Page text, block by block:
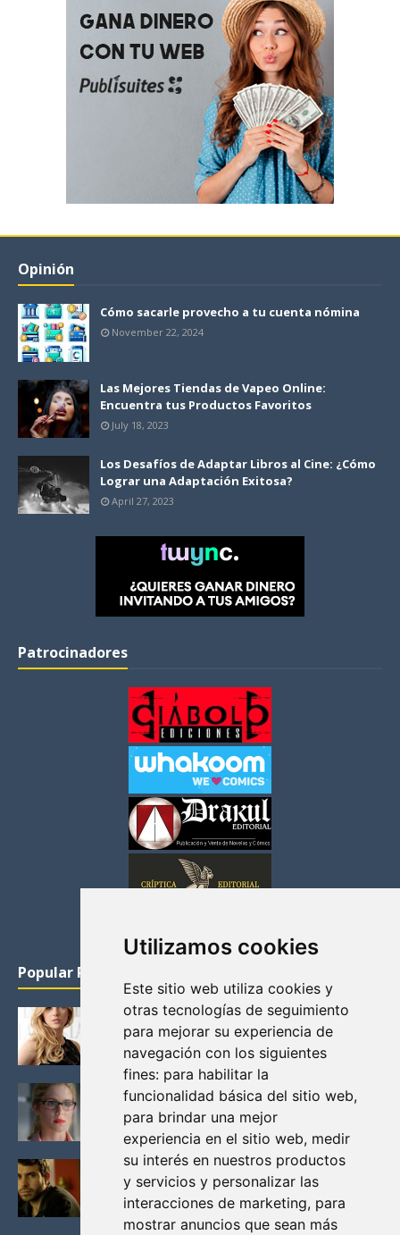
Utilizamos cookies
Este sitio web utiliza cookies y
otras tecnologías de seguimiento
para mejorar su experiencia de
navegación con los siguientes
fines: para habilitar la
funcionalidad básica del sitio web,
para brindar una mejor
experiencia en el sitio web, medir
su interés en nuestros productos
y servicios y personalizar las
interacciones de marketing, para
mostrar anuncios que sean más
Opinión
Cómo sacarle provecho a tu cuenta nómina
November 22, 2024
Las Mejores Tiendas de Vapeo Online:
Encuentra tus Productos Favoritos
July 18, 2023
Los Desafíos de Adaptar Libros al Cine: ¿Cómo
Lograr una Adaptación Exitosa?
April 27, 2023
Patrocinadores
Popular Posts
KATHERYN WINNICK: LA ACTRIZ MAS GUAPA DE
VIKINGOS
Junio 14, 2013
FELICITY (EMILY BETT RICKARDS), LAS FOTOS
MAS BONITAS DE LA ALIADA DE ARROW
Noviembre 30, 2013
BLACK MIRROR: TODA TU HISTORIA. EPISODIO 3.
LA CRITICA
Mayo 17, 2012